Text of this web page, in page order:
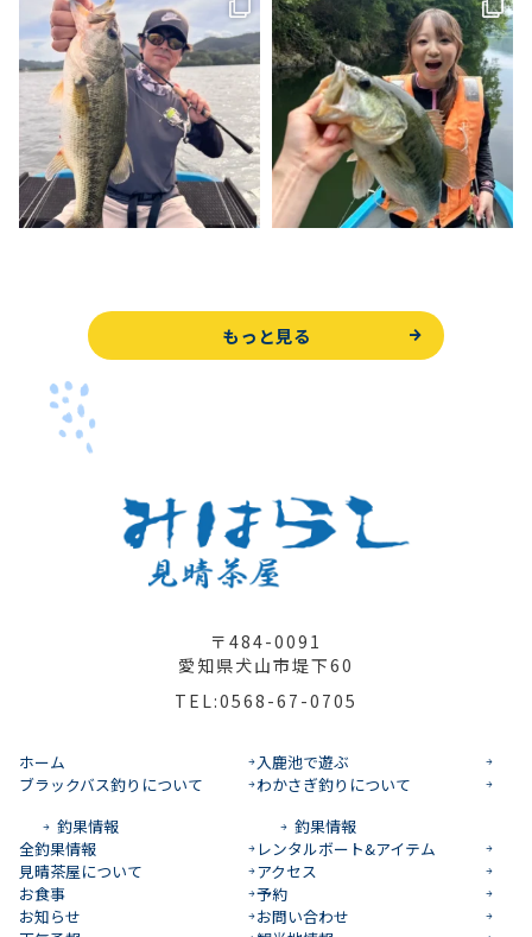
もっと見る
〒484-0091
愛知県犬山市堤下60
TEL:0568-67-0705
ホーム
入鹿池で遊ぶ
ブラックバス釣りについて
釣果情報
わかさぎ釣りについて
釣果情報
全釣果情報
レンタルボート&アイテム
見晴茶屋について
アクセス
お食事
予約
お知らせ
お問い合わせ